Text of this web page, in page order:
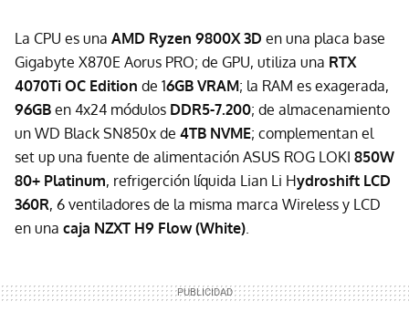
La CPU es una AMD Ryzen 9800X 3D en una placa base
Gigabyte X870E Aorus PRO; de GPU, utiliza una RTX
4070Ti OC Edition de 16GB VRAM; la RAM es exagerada,
96GB en 4x24 módulos DDR5-7.200; de almacenamiento
un WD Black SN850x de 4TB NVME; complementan el
set up una fuente de alimentación ASUS ROG LOKI 850W
80+ Platinum, refrigerción líquida Lian Li Hydroshift LCD
360R, 6 ventiladores de la misma marca Wireless y LCD
en una caja NZXT H9 Flow (White).